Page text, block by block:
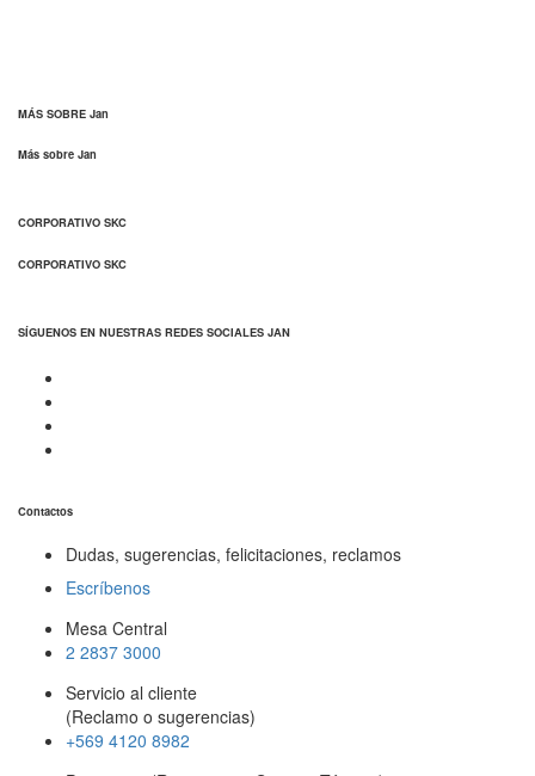
MÁS SOBRE Jan
Más sobre Jan
CORPORATIVO SKC
CORPORATIVO SKC
SÍGUENOS EN NUESTRAS REDES SOCIALES JAN
Contactos
Dudas, sugerencias, felicitaciones, reclamos
Escríbenos
Mesa Central
2 2837 3000
Servicio al cliente
(Reclamo o sugerencias)
+569 4120 8982